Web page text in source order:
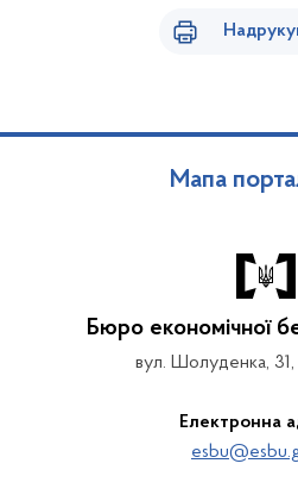
Мапа
Бюро економічної
вул. Шолуденка, 31,
Електронна